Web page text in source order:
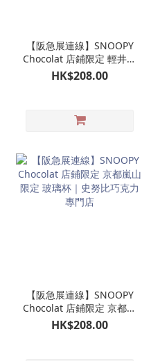
【阪急展連線】SNOOPY
Chocolat 店鋪限定 輕井澤
限定 玻璃杯｜史努比巧克
力專門店
HK$208.00
【阪急展連線】SNOOPY
Chocolat 店鋪限定 京都嵐
山限定 玻璃杯｜史努比巧
克力專門店
HK$208.00